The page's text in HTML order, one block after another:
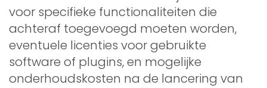
voor specifieke functionaliteiten die
achteraf toegevoegd moeten worden,
eventuele licenties voor gebruikte
software of plugins, en mogelijke
onderhoudskosten na de lancering van